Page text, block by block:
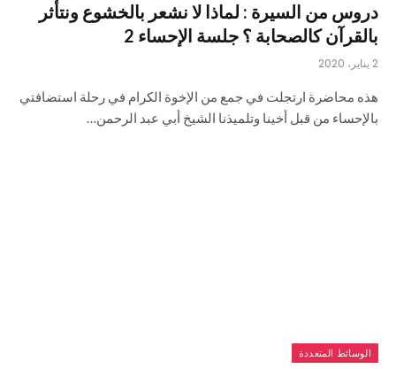
دروس من السيرة : لماذا لا نشعر بالخشوع ونتأثر
بالقرآن كالصحابة ؟ جلسة الإحساء 2
2 يناير، 2020
هذه محاضرة ارتجلت في جمع من الإخوة الكرام في رحلة استضافتي
بالإحساء من قبل أخينا وتلميذنا الشيخ أبي عبد الرحمن…
الوسائط المتعددة